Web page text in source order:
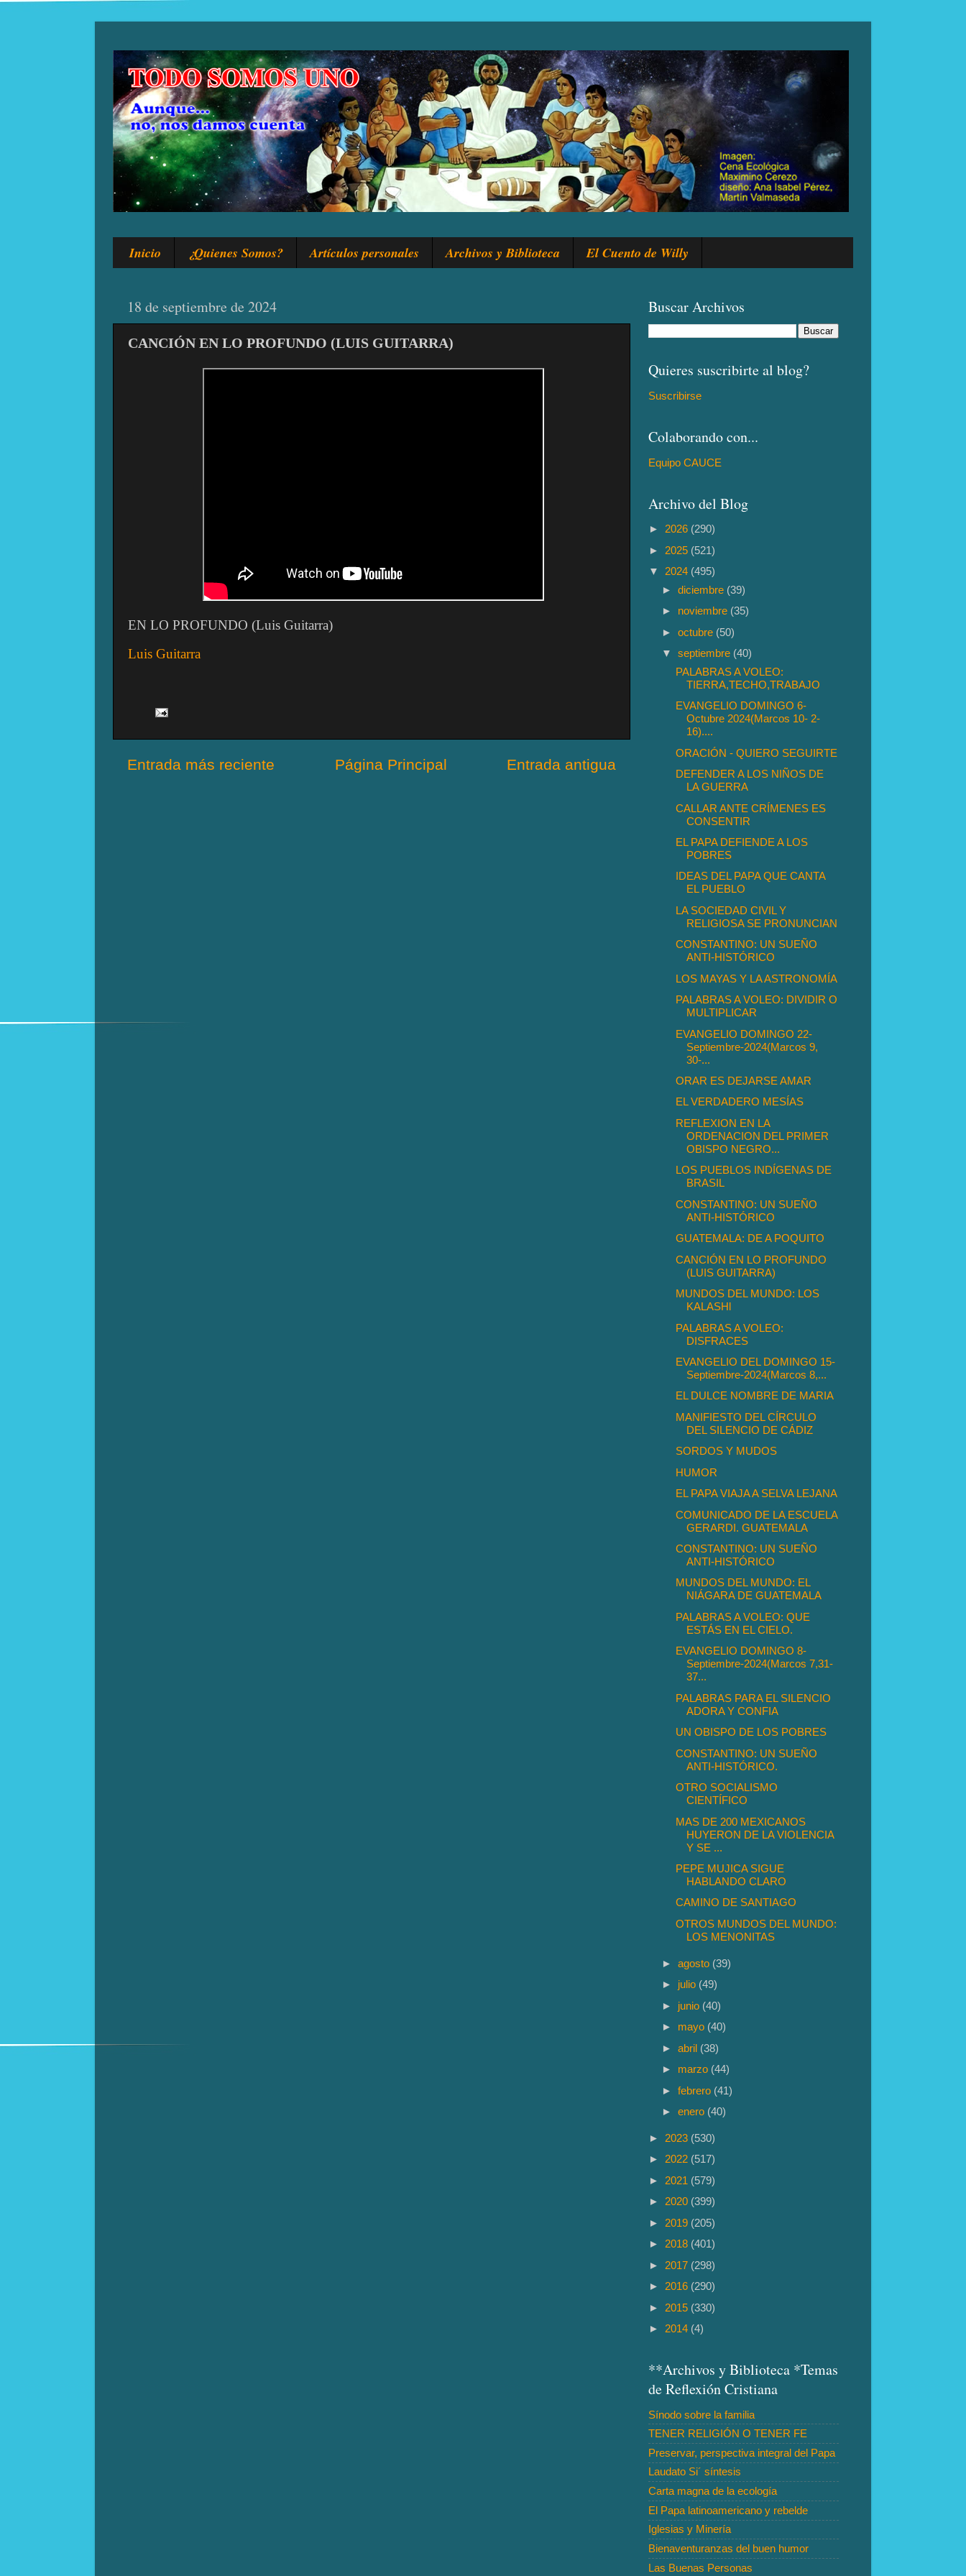
Inicio ¿Quienes Somos? Artículos personales Archivos y Biblioteca El Cuento de Willy
18 de septiembre de 2024
CANCIÓN EN LO PROFUNDO (LUIS GUITARRA)
EN LO PROFUNDO (Luis Guitarra)
Luis Guitarra
Entrada más reciente Entrada antigua
Página Principal
Buscar Archivos
Quieres suscribirte al blog?
Suscribirse
Colaborando con...
Equipo CAUCE
Archivo del Blog
► 2026 (290)
► 2025 (521)
▼ 2024 (495)
►diciembre (39)
► noviembre (35)
►octubre (50)
▼septiembre (40)
PALABRAS A VOLEO:
TIERRA,TECHO,TRABAJO
EVANGELIO DOMINGO 6-
Octubre 2024(Marcos 10- 2-
16)....
ORACIÓN - QUIERO SEGUIRTE
DEFENDER A LOS NIÑOS DE
LA GUERRA
CALLAR ANTE CRÍMENES ES
CONSENTIR
EL PAPA DEFIENDE A LOS
POBRES
IDEAS DEL PAPA QUE CANTA
EL PUEBLO
LA SOCIEDAD CIVIL Y
RELIGIOSA SE PRONUNCIAN
CONSTANTINO: UN SUEÑO
ANTI-HISTÓRICO
LOS MAYAS Y LA ASTRONOMÍA
PALABRAS A VOLEO: DIVIDIR O
MULTIPLICAR
EVANGELIO DOMINGO 22-
Septiembre-2024(Marcos 9,
30-...
ORAR ES DEJARSE AMAR
EL VERDADERO MESÍAS
REFLEXION EN LA
ORDENACION DEL PRIMER
OBISPO NEGRO...
LOS PUEBLOS INDÍGENAS DE
BRASIL
CONSTANTINO: UN SUEÑO
ANTI-HISTÓRICO
GUATEMALA: DE A POQUITO
CANCIÓN EN LO PROFUNDO
(LUIS GUITARRA)
MUNDOS DEL MUNDO: LOS
KALASHl
PALABRAS A VOLEO:
DISFRACES
EVANGELIO DEL DOMINGO 15-
Septiembre-2024(Marcos 8,...
EL DULCE NOMBRE DE MARIA
MANIFIESTO DEL CÍRCULO
DEL SILENCIO DE CÁDIZ
SORDOS Y MUDOS
HUMOR
EL PAPA VIAJA A SELVA LEJANA
COMUNICADO DE LA ESCUELA
GERARDI. GUATEMALA
CONSTANTINO: UN SUEÑO
ANTI-HISTÓRICO
MUNDOS DEL MUNDO: EL
NIÁGARA DE GUATEMALA
PALABRAS A VOLEO: QUE
ESTÁS EN EL CIELO.
EVANGELIO DOMINGO 8-
Septiembre-2024(Marcos 7,31-
37...
PALABRAS PARA EL SILENCIO
ADORA Y CONFIA
UN OBISPO DE LOS POBRES
CONSTANTINO: UN SUEÑO
ANTI-HISTÓRICO.
OTRO SOCIALISMO
CIENTÍFICO
MAS DE 200 MEXICANOS
HUYERON DE LA VIOLENCIA
Y SE ...
PEPE MUJICA SIGUE
HABLANDO CLARO
CAMINO DE SANTIAGO
OTROS MUNDOS DEL MUNDO:
LOS MENONITAS
►agosto (39)
► julio (49)
► junio (40)
► mayo (40)
►abril (38)
► marzo (44)
►febrero (41)
►enero (40)
► 2023 (530)
► 2022 (517)
► 2021 (579)
► 2020 (399)
► 2019 (205)
► 2018 (401)
► 2017 (298)
► 2016 (290)
► 2015 (330)
► 2014 (4)
**Archivos y Biblioteca *Temas
de Reflexión Cristiana
Sínodo sobre la familia
TENER RELIGIÓN O TENER FE
Preservar, perspectiva integral del Papa
Laudato Si´ síntesis
Carta magna de la ecología
El Papa latinoamericano y rebelde
Iglesias y Minería
Bienaventuranzas del buen humor
Las Buenas Personas